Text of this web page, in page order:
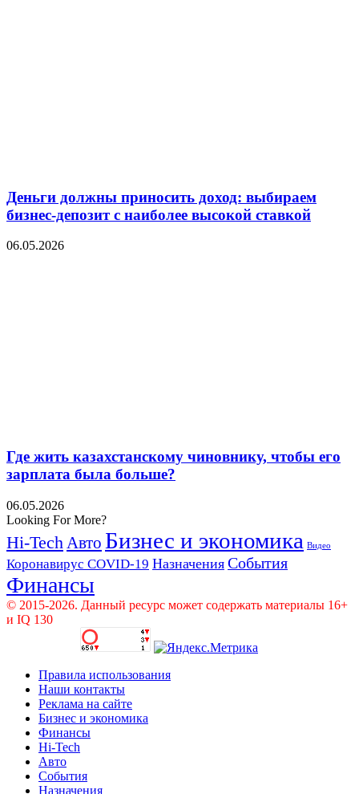
Деньги должны приносить доход: выбираем
бизнес-депозит с наиболее высокой ставкой
06.05.2026
Где жить казахстанскому чиновнику, чтобы его
зарплата была больше?
06.05.2026
Looking For More?
Hi-Tech Авто Бизнес и экономика Видео
Коронавирус COVID-19 Назначения События
Финансы
© 2015-2026. Данный ресурс может содержать материалы 16+
и IQ 130
Правила использования
Наши контакты
Реклама на сайте
Бизнес и экономика
Финансы
Hi-Tech
Авто
События
Назначения